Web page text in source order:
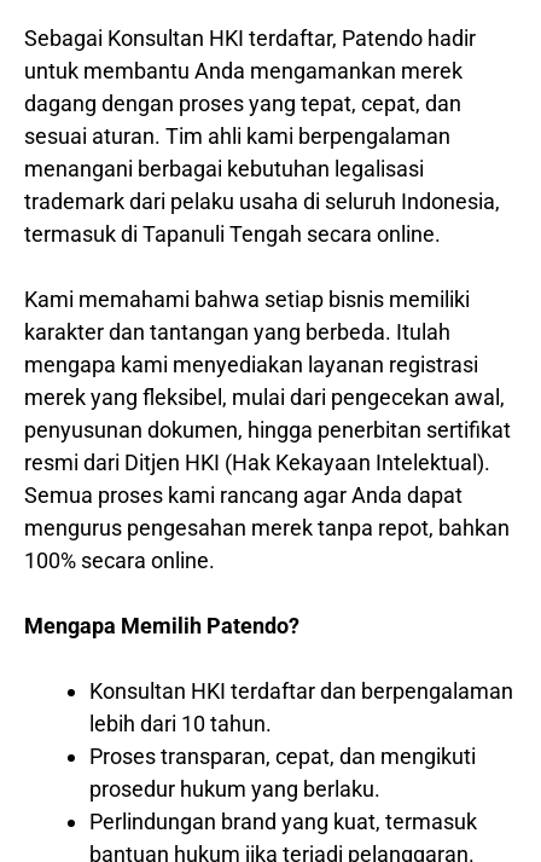
Sebagai Konsultan HKI terdaftar, Patendo hadir
untuk membantu Anda mengamankan merek
dagang dengan proses yang tepat, cepat, dan
sesuai aturan. Tim ahli kami berpengalaman
menangani berbagai kebutuhan legalisasi
trademark dari pelaku usaha di seluruh Indonesia,
termasuk di Tapanuli Tengah secara online.
Kami memahami bahwa setiap bisnis memiliki
karakter dan tantangan yang berbeda. Itulah
mengapa kami menyediakan layanan registrasi
merek yang fleksibel, mulai dari pengecekan awal,
penyusunan dokumen, hingga penerbitan sertifikat
resmi dari Ditjen HKI (Hak Kekayaan Intelektual).
Semua proses kami rancang agar Anda dapat
mengurus pengesahan merek tanpa repot, bahkan
100% secara online.
Mengapa Memilih Patendo?
Konsultan HKI terdaftar dan berpengalaman
lebih dari 10 tahun.
Proses transparan, cepat, dan mengikuti
prosedur hukum yang berlaku.
Perlindungan brand yang kuat, termasuk
bantuan hukum jika terjadi pelanggaran.